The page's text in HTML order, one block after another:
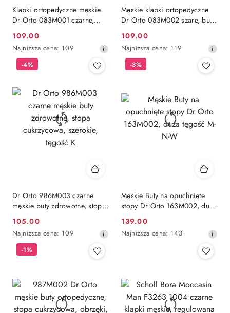
Klapki ortopedyczne męskie
Dr Orto 083M001 czarne,
Cena
promocyjna:
109.00
Najniższa
cena
przed
obniżką
Najniższa cena: 109
Męskie klapki ortopedyczne
Dr Orto 083M002 szare, buty
Cena
promocyjna:
109.00
Najniższa
cena
przed
obniżką
Najniższa cena: 119
Dr Orto 986M003 czarne
męskie buty zdrowotne, stopa
KCena
promocyjna:
105.00
Najniższa
cena
przed
obniżką
Najniższa cena: 109
-4%
Męskie Buty na opuchnięte
stopy Dr Orto 163M002, duża
Cena
promocyjna:
139.00
Najniższa
przed
obniżką
Najniższa cena: 143
-3%
-1%